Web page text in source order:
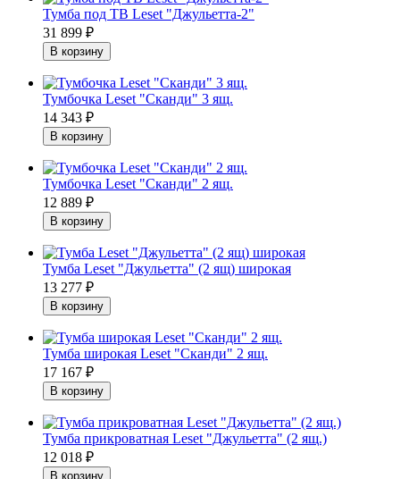
Тумба под ТВ Leset "Джульетта-2"
31 899 ₽
Тумбочка Leset "Сканди" 3 ящ.
14 343 ₽
Тумбочка Leset "Сканди" 2 ящ.
12 889 ₽
Тумба Leset "Джульетта" (2 ящ) широкая
13 277 ₽
Тумба широкая Leset "Сканди" 2 ящ.
17 167 ₽
Тумба прикроватная Leset "Джульетта" (2 ящ.)
12 018 ₽